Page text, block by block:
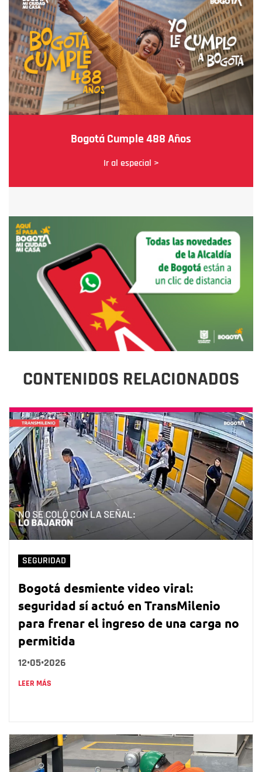
Bogotá Cumple 488 Años
Ir al especial >
CONTENIDOS RELACIONADOS
SEGURIDAD
Bogotá desmiente video viral:
seguridad sí actuó en TransMilenio
para frenar el ingreso de una carga no
permitida
12•05•2026
LEER MÁS